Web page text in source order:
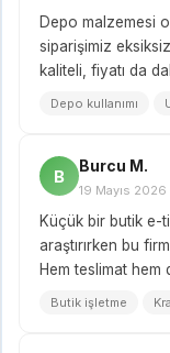
Depo malzemesi
siparişimiz
kaliteli, fiyatı da
Depo kullanımı
B
Burcu M.
19 Mayıs 2026
Küçük bir butik e-
araştırırken bu
Hem teslimat hem
Butik işletme